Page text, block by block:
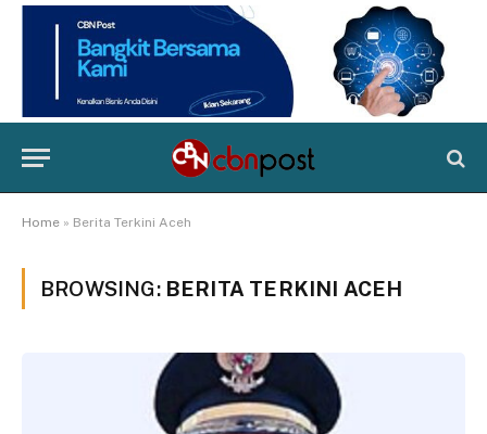
Home » Berita Terkini Aceh
BROWSING: BERITA TERKINI ACEH